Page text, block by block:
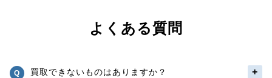
よくある質問
買取できないものはありますか？